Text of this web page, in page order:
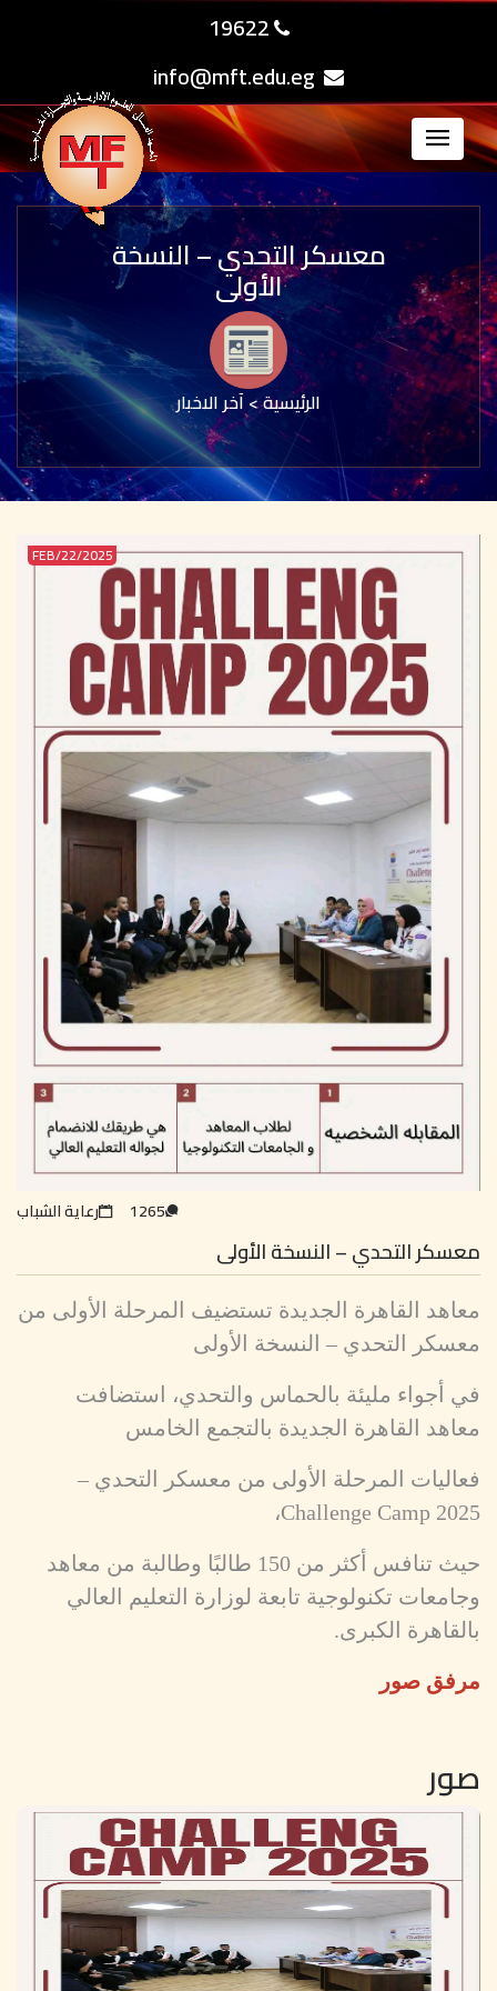
19622
معسكر التحدي – النسخة
الأولى
الرئيسية>آخر الاخبار
2025/FEB/22
رعاية الشباب 1265
معسكر التحدي – النسخة الأولى
معاهد القاهرة الجديدة تستضيف المرحلة الأولى من
معسكر التحدي – النسخة الأولى
في أجواء مليئة بالحماس والتحدي، استضافت
معاهد القاهرة الجديدة بالتجمع الخامس
فعاليات المرحلة الأولى من معسكر التحدي –
Challenge Camp 2025،
حيث تنافس أكثر من 150 طالبًا وطالبة من معاهد
وجامعات تكنولوجية تابعة لوزارة التعليم العالي
بالقاهرة الكبرى.
مرفق صور
صور